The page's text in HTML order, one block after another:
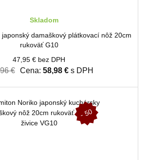
Skladom
damaškový plátkovací nôž 20cm
rukoväť G10
47,95 € bez DPH
€ Cena: 58,98 €s DPH
-
5
0